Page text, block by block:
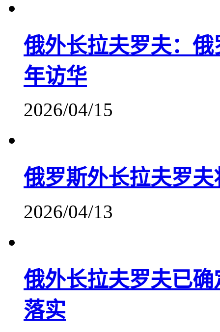
俄外长拉夫罗夫：
年访华
2026/04/15
俄罗斯外长拉夫罗夫
2026/04/13
俄外长拉夫罗夫已
落实